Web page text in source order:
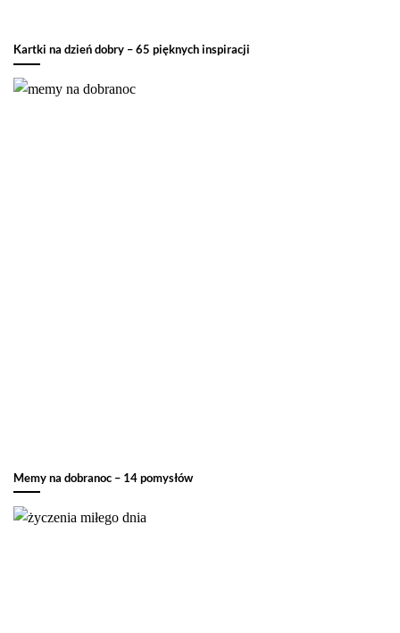
Kartki na dzień dobry – 65 pięknych inspiracji
Memy na dobranoc – 14 pomysłów